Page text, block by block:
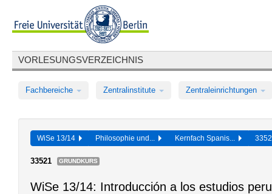
VORLESUNGSVERZEICHNIS
Fachbereiche Zentralinstitute Zentraleinrichtungen
WiSe 13/14 Philosophie und... Kernfach Spanis...
33521 GRUNDKURS
WiSe 13/14: Introducción a los estudios